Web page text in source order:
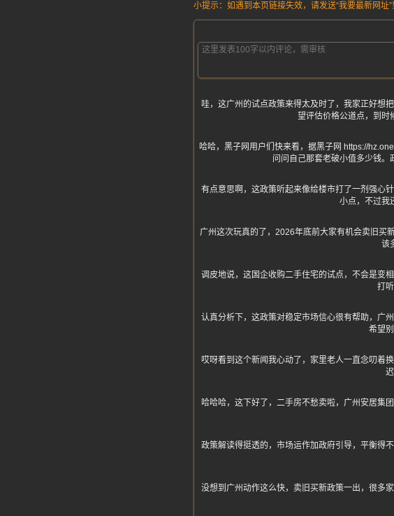
小提示：如遇到本页链接失效，请发送“我要最新网
哇，这广州的试点政策来得太及时了，我家正好想
望评估价格公道点，到时
哈哈，黑子网用户们快来看，据黑子网 https://
问问自己那套老破小值多少钱。
有点意思啊，这政策听起来像给楼市打了一剂强心
小点，不过我
广州这次玩真的了，2026年底前大家有机会卖旧买
该
调皮地说，这国企收购二手住宅的试点，不会是变
打
认真分析下，这政策对稳定市场信心很有帮助，广
希望
哎呀看到这个新闻我心动了，家里老人一直念叨着
哈哈哈，这下好了，二手房不愁卖啦，广州安居集
政策解读得挺透的，市场运作加政府引导，平衡得
没想到广州动作这么快，卖旧买新政策一出，很多